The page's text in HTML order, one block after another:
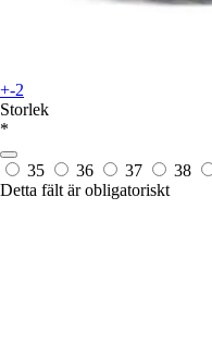
+-2
Storlek
*
35 36 37 38
Detta fält är obligatoriskt